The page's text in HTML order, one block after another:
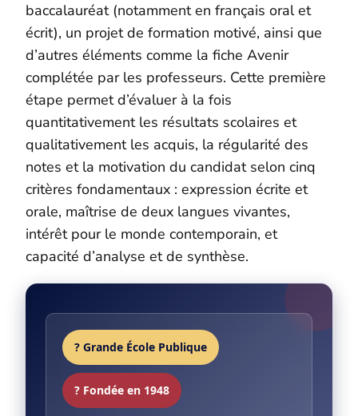
baccalauréat (notamment en français oral et
écrit), un projet de formation motivé, ainsi que
d’autres éléments comme la fiche Avenir
complétée par les professeurs. Cette première
étape permet d’évaluer à la fois
quantitativement les résultats scolaires et
qualitativement les acquis, la régularité des
notes et la motivation du candidat selon cinq
critères fondamentaux : expression écrite et
orale, maîtrise de deux langues vivantes,
intérêt pour le monde contemporain, et
capacité d’analyse et de synthèse.
? Grande École Publique
? Fondée en 1948